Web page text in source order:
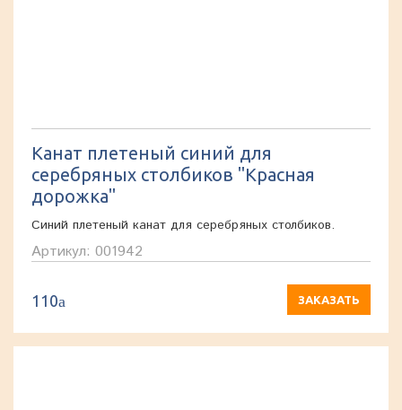
Канат плетеный синий для
серебряных столбиков "Красная
дорожка"
Синий плетеный канат для серебряных столбиков.
Артикул: 001942
110a ЗАКАЗАТЬ